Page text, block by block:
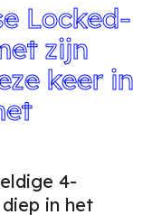
Locked-
zijn
keer in
4-
in het